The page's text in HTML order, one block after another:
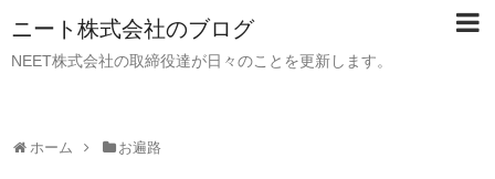
ニート株式会社のブログ
NEET株式会社の取締役達が日々のことを更新します。
ホーム お遍路